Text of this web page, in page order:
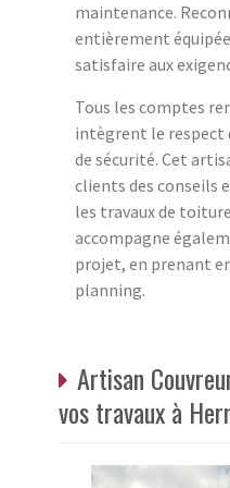
maintenance.
entièrement
satisfaire aux
Tous les comptes
intègrent le respect
de sécurité. Cet
clients des conseils
les travaux de
accompagne
projet, en prenant
planning.
Artisan
vos travaux à